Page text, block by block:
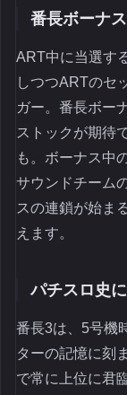
番長ボーナ
ART中に当選す
しつつARTのセ
ガー。番長ボー
ストックが期待
も。ボーナス中
サウンドチーム
スの連鎖が始ま
えます。
パチスロ史
番長3は、5号機
ターの記憶に刻
で常に上位に君